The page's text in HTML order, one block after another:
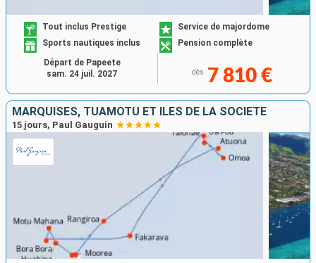
Tout inclus Prestige
Service de majordome
Sports nautiques inclus
Pension complète
dès 7 810 €
Départ de Papeete
sam. 24 juil. 2027
MARQUISES, TUAMOTU ET ÎLES DE LA SOCIÉTÉ
15 jours, Paul Gauguin